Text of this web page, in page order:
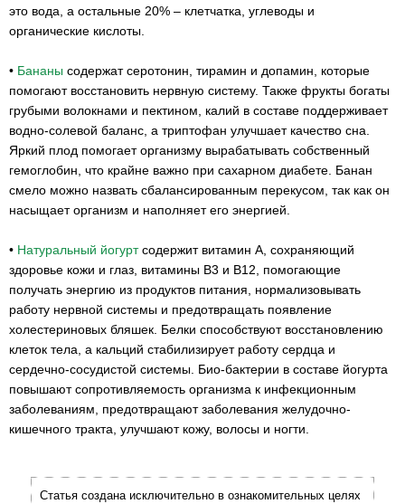
это вода, а остальные 20% – клетчатка, углеводы и
органические кислоты.
• Бананы содержат серотонин, тирамин и допамин, которые
помогают восстановить нервную систему. Также фрукты богаты
грубыми волокнами и пектином, калий в составе поддерживает
водно-солевой баланс, а триптофан улучшает качество сна.
Яркий плод помогает организму вырабатывать собственный
гемоглобин, что крайне важно при сахарном диабете. Банан
смело можно назвать сбалансированным перекусом, так как он
насыщает организм и наполняет его энергией.
• Натуральный йогуртсодержит витамин А, сохраняющий
здоровье кожи и глаз, витамины В3 и В12, помогающие
получать энергию из продуктов питания, нормализовывать
работу нервной системы и предотвращать появление
холестериновых бляшек. Белки способствуют восстановлению
клеток тела, а кальций стабилизирует работу сердца и
сердечно-сосудистой системы. Био-бактерии в составе йогурта
повышают сопротивляемость организма к инфекционным
заболеваниям, предотвращают заболевания желудочно-
кишечного тракта, улучшают кожу, волосы и ногти.
Статья создана исключительно в ознакомительных целях